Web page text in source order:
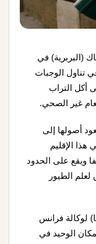
(البربرية) في
تناول الوجبات
أكل التراب
غير الصحي.
القرود البالغ عددها نحو 230 وتعود أصولها إلى
الإقليم
الذي يبلغ عدد سكانه نحو 30 ألفا ويقع على الحدود
الطيور
يُدعى إليش (29 عاما) لوكالة فرانس
الوحيد في